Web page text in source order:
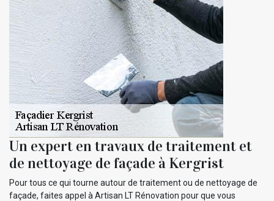
Un expert en travaux de traitement et
de nettoyage de façade à Kergrist
Pour tous ce qui tourne autour de traitement ou de nettoyage de
façade, faites appel à Artisan LT Rénovation pour que vous